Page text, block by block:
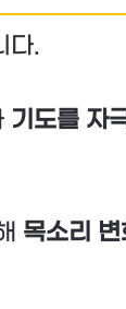
다.
기도를 자
목소리 변